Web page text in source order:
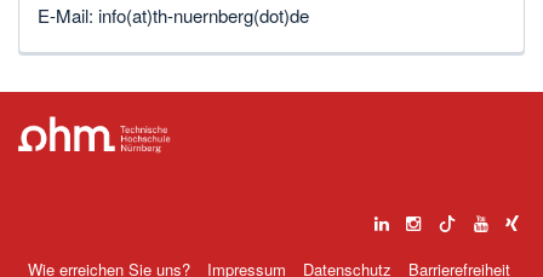
E-Mail: info(at)th-nuernberg(dot)de
Wie erreichen Sie uns? Impressum Datenschutz Barrierefreiheit